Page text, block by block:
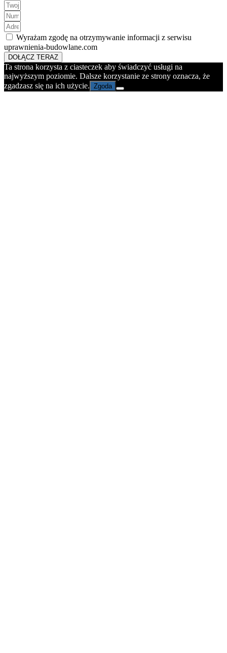
Wyrażam zgodę na otrzymywanie informacji z serwisu
uprawnienia-budowlane.com
DOŁĄCZ TERAZ
Ta strona korzysta z ciasteczek aby świadczyć usługi na
najwyższym poziomie. Dalsze korzystanie ze strony oznacza, że
zgadzasz się na ich użycie. Zgoda